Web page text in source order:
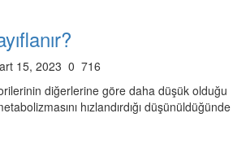
15, 2023 0 716
diğerlerine göre daha düşük olduğu
hızlandırdığı düşünüldüğünde